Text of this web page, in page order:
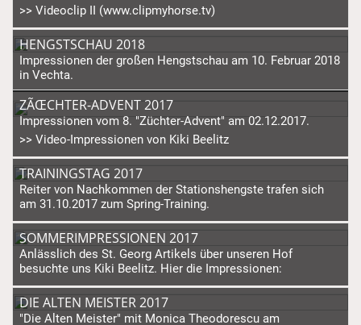
>> Videoclip II (www.clipmyhorse.tv)
HENGSTSCHAU 2018
Impressionen der großen Hengstschau am 10. Februar 2018
in Vechta.
ZÃŒCHTER-ADVENT 2017
Impressionen vom 8. "Züchter-Advent" am 02.12.2017.
>> Video-Impressionen von Kiki Beelitz
TRAININGSTAG 2017
Reiter von Nachkommen der Stationshengste trafen sich
am 31.10.2017 zum Spring-Training.
SOMMERIMPRESSIONEN 2017
Anlässlich des St. Georg Artikels über unseren Hof
besuchte uns Kiki Beelitz. Hier die Impressionen:
DIE ALTEN MEISTER 2017
"Die Alten Meister" mit Monica Theodorescu am